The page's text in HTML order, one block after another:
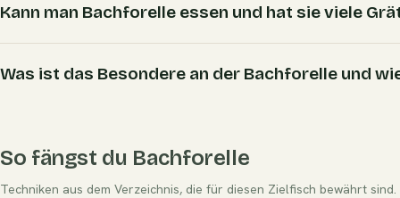
Kann man Bachforelle essen und hat sie viele
Was ist das Besondere an der Bachforelle und
So fängst du Bachforelle
Techniken aus dem Verzeichnis, die für diesen Zielfisch bewährt sind.